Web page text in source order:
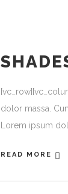
dolor massa.
Lorem ipsum
READ MORE